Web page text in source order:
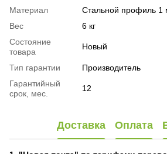
Материал
Стальной профиль 1
Вес
6 кг
Состояние
товара
Новый
Тип гарантии
Производитель
Гарантийный
срок, мес.
12
Доставка Оплата